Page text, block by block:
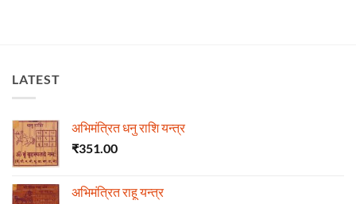
LATEST
अभिमंत्रित धनु राशि यन्त्र
₹351.00
अभिमंत्रित राहू यन्त्र